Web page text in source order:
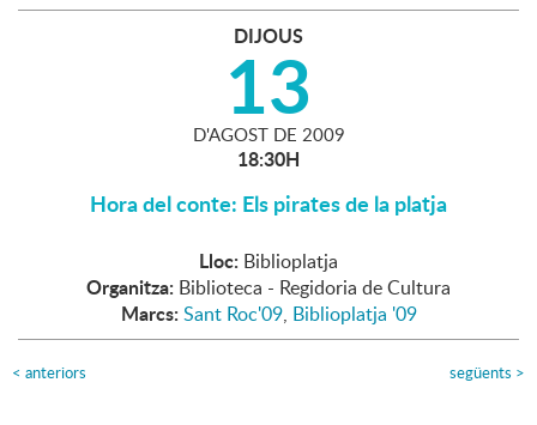
DIJOUS
13
D'AGOST DE 2009
18:30H
Hora del conte: Els pirates de la platja
Lloc: Biblioplatja
Organitza: Biblioteca - Regidoria de Cultura
Marcs: Sant Roc'09, Biblioplatja '09
< anteriors següents >